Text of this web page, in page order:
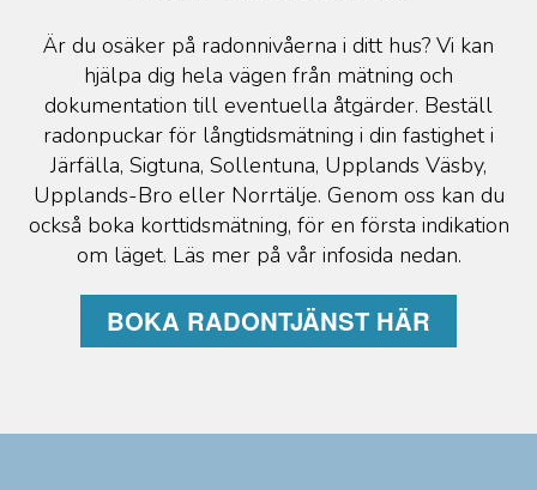
Är du osäker på radonnivåerna i ditt hus? Vi kan
hjälpa dig hela vägen från mätning och
dokumentation till eventuella åtgärder. Beställ
radonpuckar för långtidsmätning i din fastighet i
Järfälla, Sigtuna, Sollentuna, Upplands Väsby,
Upplands-Bro eller Norrtälje. Genom oss kan du
också boka korttidsmätning, för en första indikation
om läget. Läs mer på vår infosida nedan.
BOKA RADONTJÄNST HÄR